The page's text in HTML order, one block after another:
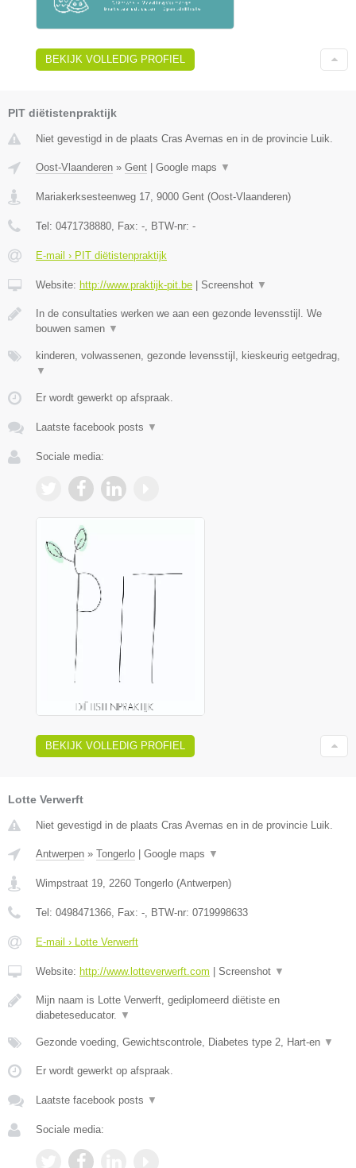
BEKIJK VOLLEDIG PROFIEL
PIT diëtistenpraktijk
Niet gevestigd in de plaats Cras Avernas en in de provincie Luik.
Oost-Vlaanderen » Gent Google maps ▼
Mariakerksesteenweg 17 9000 Gent (Oost-Vlaanderen)
Tel: 0471738880 , Fax: - , BTW-nr: -
E-mail › PIT diëtistenpraktijk
Website: http://www.praktijk-pit.be Screenshot ▼
In de consultaties werken we aan een gezonde levensstijl. We
bouwen samen ▼
kinderen, volwassenen, gezonde levensstijl, kieskeurig eetgedrag,
▼
Er wordt gewerkt op afspraak.
Laatste facebook posts ▼
Sociale media:
BEKIJK VOLLEDIG PROFIEL
Lotte Verwerft
Niet gevestigd in de plaats Cras Avernas en in de provincie Luik.
Antwerpen » Tongerlo | Google maps ▼
Wimpstraat 19 2260 Tongerlo (Antwerpen)
Tel: 0498471366 , Fax: - , BTW-nr: 0719998633
E-mail › Lotte Verwerft
Website: http://www.lotteverwerft.com | Screenshot ▼
Mijn naam is Lotte Verwerft, gediplomeerd diëtiste en
diabeteseducator.
▼
Gezonde voeding, Gewichtscontrole, Diabetes type 2, Hart-en ▼
Er wordt gewerkt op afspraak.
Laatste facebook posts ▼
Sociale media: